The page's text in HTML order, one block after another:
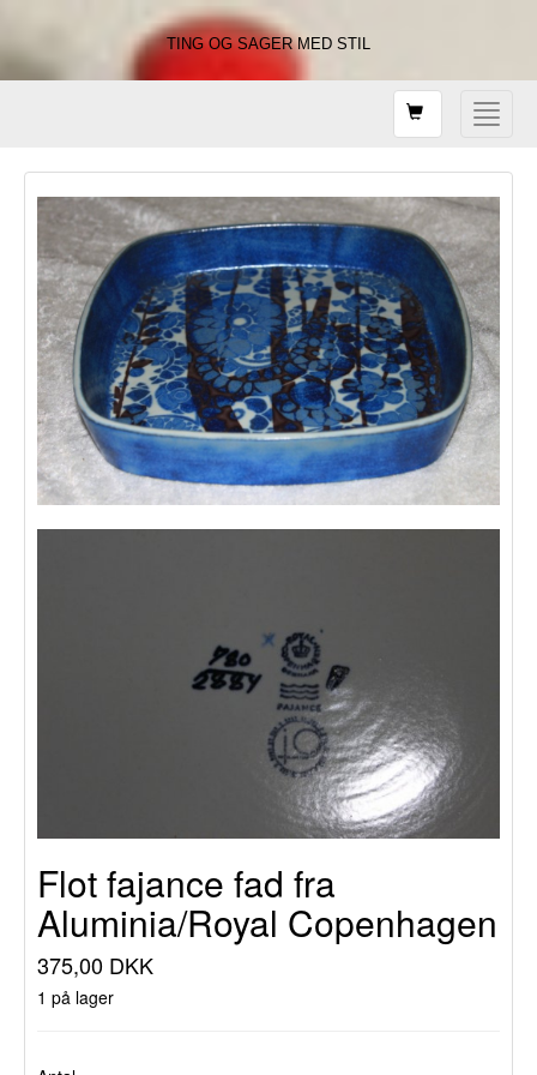
TING OG SAGER MED STIL
Toggle
Shopping
card
Flot fajance fad fra
Aluminia/Royal Copenhagen
375,00 DKK
1 på lager